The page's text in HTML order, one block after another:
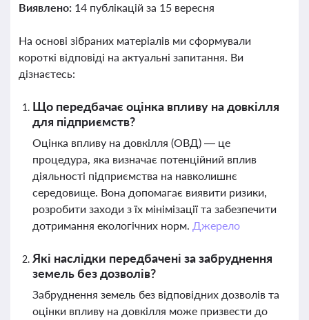
Виявлено: 14 публікацій за 15 вересня
На основі зібраних матеріалів ми сформували
короткі відповіді на актуальні запитання. Ви
дізнаєтесь:
Що передбачає оцінка впливу на довкілля
для підприємств?
Оцінка впливу на довкілля (ОВД) — це
процедура, яка визначає потенційний вплив
діяльності підприємства на навколишнє
середовище. Вона допомагає виявити ризики,
розробити заходи з їх мінімізації та забезпечити
дотримання екологічних норм. Джерело
Які наслідки передбачені за забруднення
земель без дозволів?
Забруднення земель без відповідних дозволів та
оцінки впливу на довкілля може призвести до